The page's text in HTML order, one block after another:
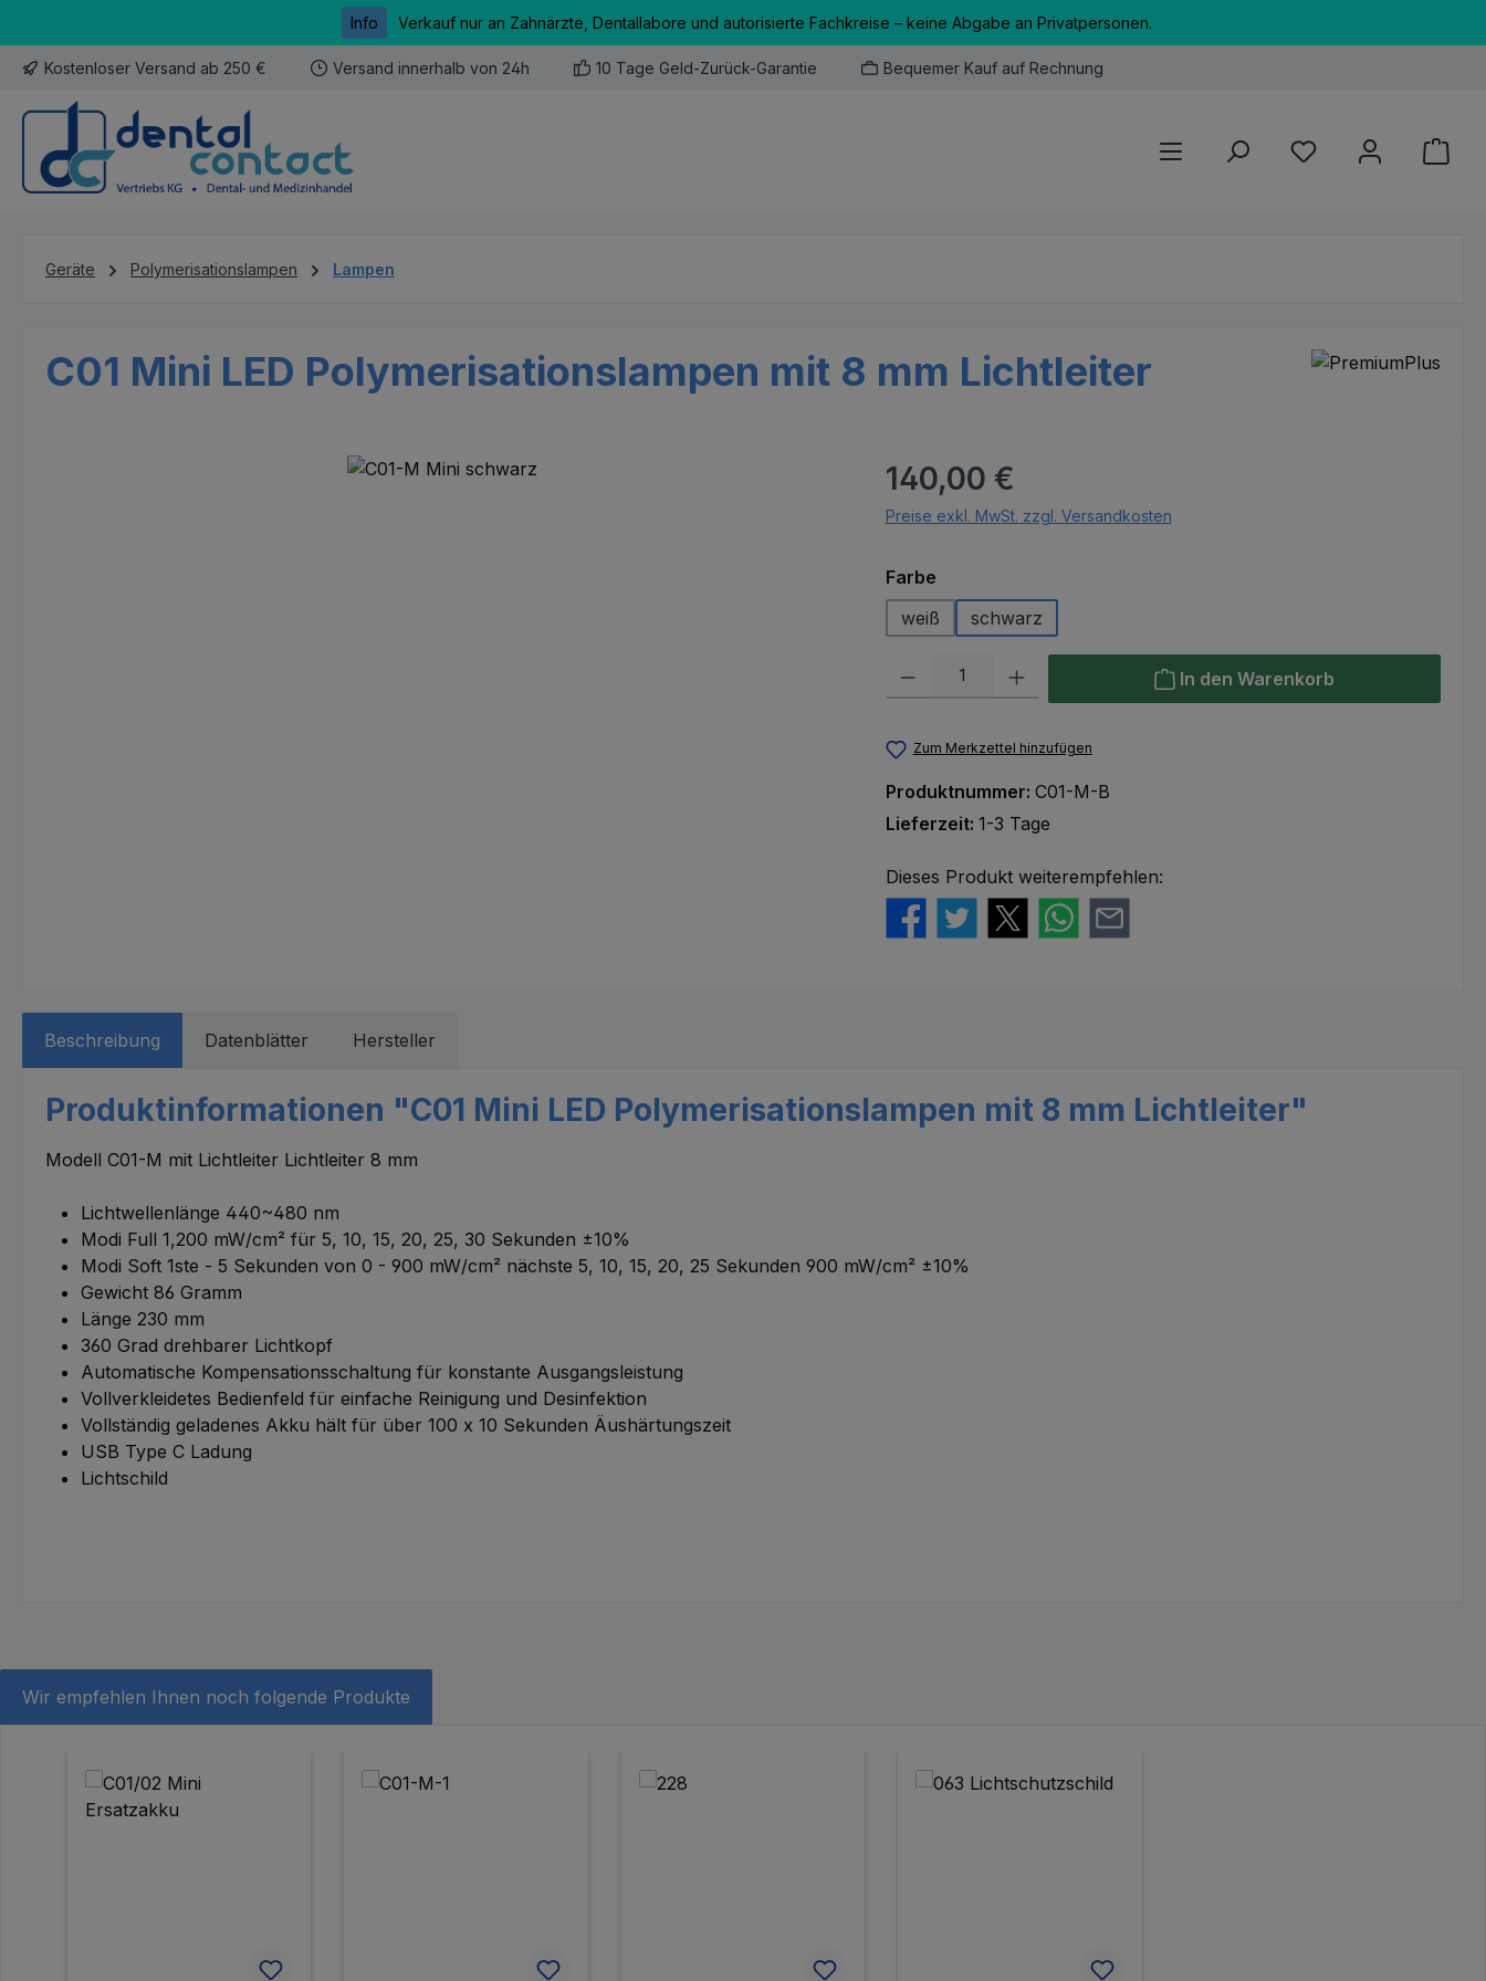
Info Verkauf nur an Zahnärzte, Dentallabore und autorisierte Fachkreise – keine Abgabe an Privatpersonen.
Kostenloser Versand ab 250 € Versand innerhalb von 24h 10 Tage Geld-Zurück-Garantie Bequemer Kauf auf Rechnung
Du hast 0 Produkte
Geräte Polymerisationslampen Lampen
C01 Mini LED Polymerisationslampen mit 8 mm Lichtleiter
Regulärer Preis:
140,00 €
Preise exkl. MwSt. zzgl. Versandkosten
Farbeauswählen
weiß
schwarz
Produkt Anzahl: Gib den gewünschten Wert ein oder benutze die Schaltflächen
In den Warenkorb
Zum Merkzettel hinzufügen
Produktnummer: C01-M-B
Lieferzeit: 1-3 Tage
Dieses Produkt weiterempfehlen:
Beschreibung Datenblätter Hersteller
Produktinformationen "C01 Mini LED Polymerisationslampen mit 8 mm Lichtleiter"
Modell C01-M mit Lichtleiter Lichtleiter 8 mm
Lichtwellenlänge 440~480 nm
Modi Full 1,200 mW/cm² für 5, 10, 15, 20, 25, 30 Sekunden ±10%
Modi Soft 1ste - 5 Sekunden von 0 - 900 mW/cm² nächste 5, 10, 15, 20, 25 Sekunden 900 mW/cm² ±10%
Gewicht 86 Gramm
Länge 230 mm
360 Grad drehbarer Lichtkopf
Automatische Kompensationsschaltung für konstante Ausgangsleistung
Vollverkleidetes Bedienfeld für einfache Reinigung und Desinfektion
Vollständig geladenes Akku hält für über 100 x 10 Sekunden Äushärtungszeit
USB Type C Ladung
Lichtschild
Wir empfehlen Ihnen noch folgende Produkte